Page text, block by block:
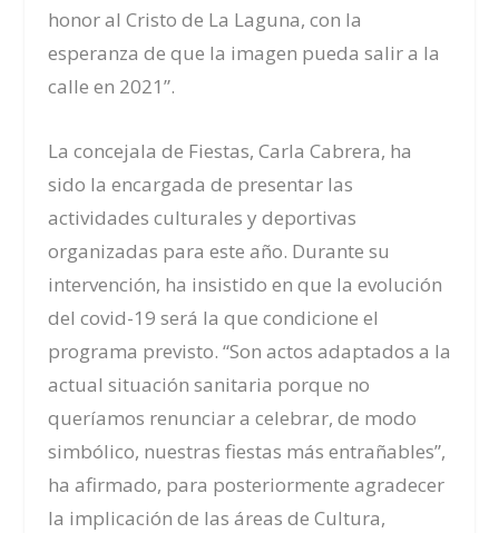
honor al Cristo de La Laguna, con la
esperanza de que la imagen pueda salir a la
calle en 2021”.
La concejala de Fiestas, Carla Cabrera, ha
sido la encargada de presentar las
actividades culturales y deportivas
organizadas para este año. Durante su
intervención, ha insistido en que la evolución
del covid-19 será la que condicione el
programa previsto. “Son actos adaptados a la
actual situación sanitaria porque no
queríamos renunciar a celebrar, de modo
simbólico, nuestras fiestas más entrañables”,
ha afirmado, para posteriormente agradecer
la implicación de las áreas de Cultura,